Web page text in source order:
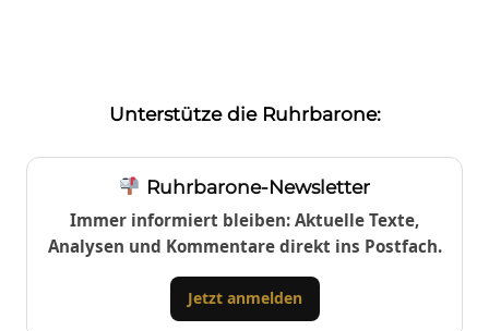
Unterstütze die Ruhrbarone:
Ruhrbarone-Newsletter
Immer informiert bleiben: Aktuelle Texte,
Analysen und Kommentare direkt ins Postfach.
Jetzt anmelden